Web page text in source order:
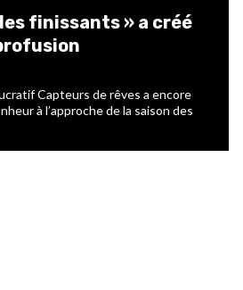
finissants » a créé
Capteurs de rêves a encore
à l’approche de la saison des